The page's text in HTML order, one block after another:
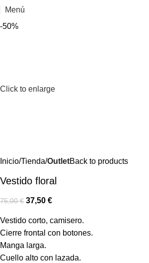
Menú
-50%
Click to enlarge
Inicio Tienda OutletBack to products
Vestido floral
75,00€ 37,50 €
Vestido corto, camisero.
Cierre frontal con botones.
Manga larga.
Cuello alto con lazada.